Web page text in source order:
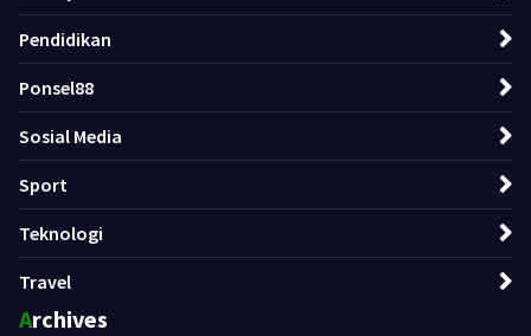
Pendidikan
Ponsel88
Sosial Media
Sport
Teknologi
Travel
Archives